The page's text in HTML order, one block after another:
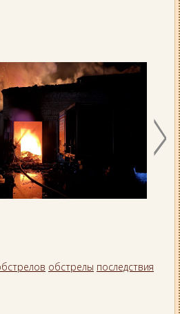
обстрелы последствия